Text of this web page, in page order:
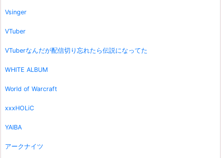
Vsinger
VTuber
VTuberなんだが配信切り忘れたら伝説になってた
WHITE ALBUM
World of Warcraft
xxxHOLiC
YAIBA
アークナイツ